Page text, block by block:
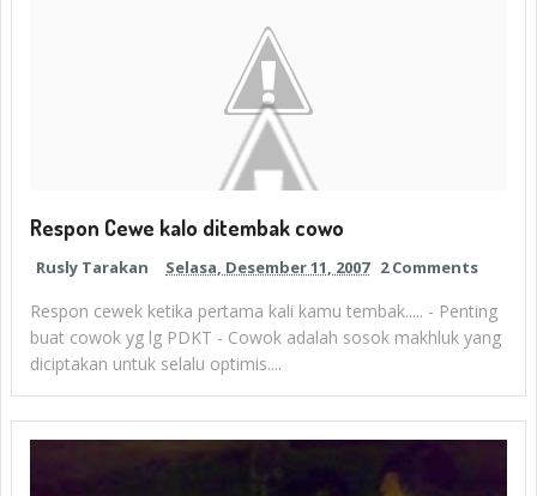
Respon Cewe kalo ditembak cowo
Rusly Tarakan Selasa, Desember 11, 2007 2 Comments
Respon cewek ketika pertama kali kamu tembak..... - Penting
buat cowok yg lg PDKT - Cowok adalah sosok makhluk yang
diciptakan untuk selalu optimis....